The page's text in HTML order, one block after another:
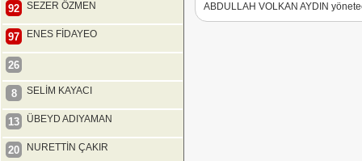
92 SEZER ÖZMEN
97 ENES FİDAYEO
26
8 SELİM KAYACI
13 ÜBEYD ADIYAMAN
20 NURETTİN ÇAKIR
ABDULLAH VOLKAN AYDIN